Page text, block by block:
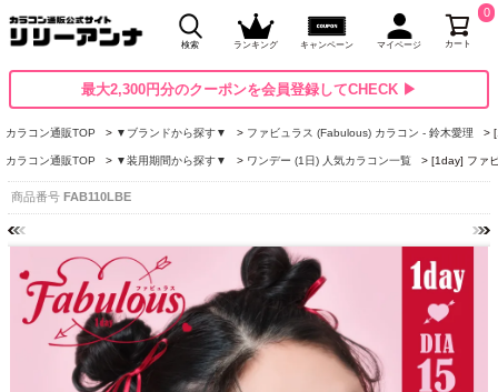
検索 ランキング キャンペーン マイページ カート
0
最大2,300円分のクーポンを会員登録してCHECK ▶
カラコン通販TOP ▼ブランドから探す▼ ファビュラス (Fabulous) カラコン - 鈴木愛理
カラコン通販TOP ▼装用期間から探す▼ ワンデー (1日) 人気カラコン一覧 [1day] ファ
商品番号 FAB110LBE